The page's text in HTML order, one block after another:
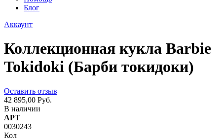
Блог
Аккаунт
Коллекционная кукла Barbie
Tokidoki (Барби токидоки)
Оставить отзыв
42 895,00 Руб.
В наличии
АРТ
0030243
Кол